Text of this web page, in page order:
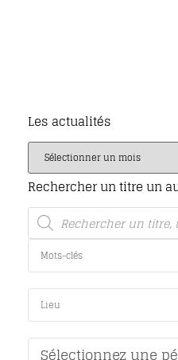
Les actualités
Rechercher un titre un